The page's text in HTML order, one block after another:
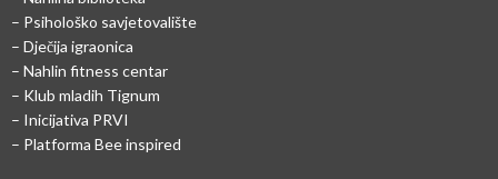
– Psihološko savjetovalište
– Dječija igraonica
– Nahlin fitness centar
– Klub mladih Tignum
– Inicijativa PRVI
– Platforma Bee inspired